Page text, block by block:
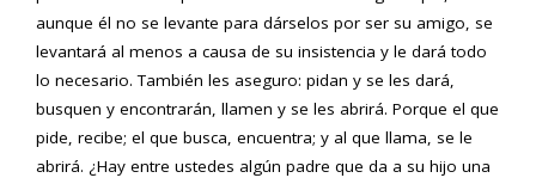
aunque él no se levante para dárselos por ser su amigo, se
levantará al menos a causa de su insistencia y le dará todo
lo necesario. También les aseguro: pidan y se les dará,
busquen y encontrarán, llamen y se les abrirá. Porque el que
pide, recibe; el que busca, encuentra; y al que llama, se le
abrirá. ¿Hay entre ustedes algún padre que da a su hijo una